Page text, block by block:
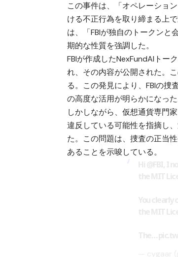
この事件は、「オペレーショ
ける不正行為を取り締まる上
は、「FBIが独自のトークンと
期的な性質を強調した。
FBIが作成したNexFundAIトー
れ、その内容が公開された。
る。この発見により、FBIの
の高度な活用が明らかになった
しかしながら、仮想通貨専門
違反している可能性を指摘し
た。この問題は、捜査の正当
あることを示唆している。